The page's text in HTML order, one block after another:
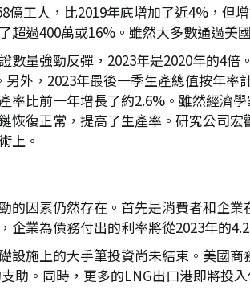
億工人，比2019年底增加了近4%，但
超過400萬或16%。雖然大多數通過
數量強勁反彈，2023年是2020年的4
外，2023年最後一季生產總值按年
率比前一年增長了約2.6%。雖然經濟
恢復正常，提高了生產率。研究公司
上。
的因素仍然存在。首先是消費者和企
企業為債務付出的利率將從2023年的
設施上的大手筆投資尚未結束。美國
助。同時，更多的LNG出口港即將投